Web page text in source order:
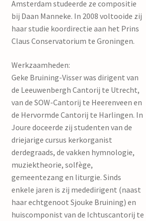
Amsterdam studeerde ze compositie
bij Daan Manneke. In 2008 voltooide zij
haar studie koordirectie aan het Prins
Claus Conservatorium te Groningen.
Werkzaamheden:
Geke Bruining-Visser was dirigent van
de Leeuwenbergh Cantorij te Utrecht,
van de SOW-Cantorij te Heerenveen en
de Hervormde Cantorij te Harlingen. In
Joure doceerde zij studenten van de
driejarige cursus kerkorganist
derdegraads, de vakken hymnologie,
muziektheorie, solfège,
gemeentezang en liturgie. Sinds
enkele jaren is zij mededirigent (naast
haar echtgenoot Sjouke Bruining) en
huiscomponist van de Ichtuscantorij te